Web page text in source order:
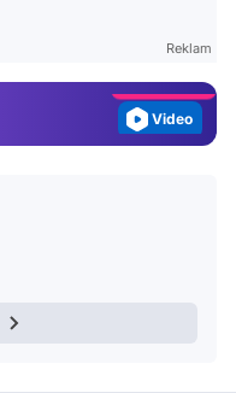
Reklam
Video